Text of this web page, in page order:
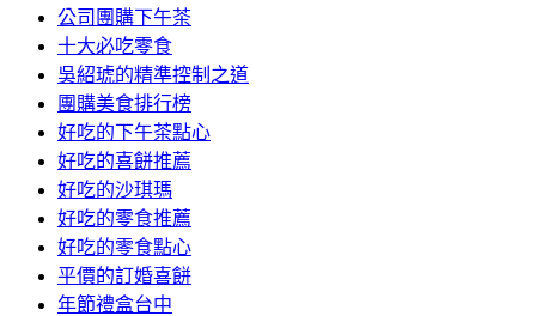
公司團購下午茶
十大必吃零食
吳紹琥的精準控制之道
團購美食排行榜
好吃的下午茶點心
好吃的喜餅推薦
好吃的沙琪瑪
好吃的零食推薦
好吃的零食點心
平價的訂婚喜餅
年節禮盒台中